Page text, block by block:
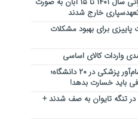
خارج شدند
پاییزی برای بهبود مشکلات
شهریه‌های سرسام‌آور پزشکی در ۲۰ دانشگاه؛
باید خسارت بدهد!
تنگه تایوان به‌ صف شدند +